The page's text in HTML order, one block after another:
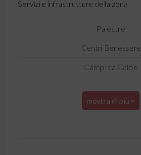
Servizi e infrastrutture della zona
Palestre
Centri Benessere
Campi da Calcio
mostra di più